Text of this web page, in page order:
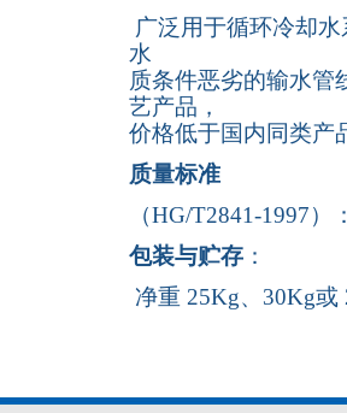
广泛用于循环冷却
水
质条件恶劣的输水管
艺产品，
价格低于国内同类产
质量标准
（HG/T2841-1997）
包装与贮存：
净重 25Kg、30Kg